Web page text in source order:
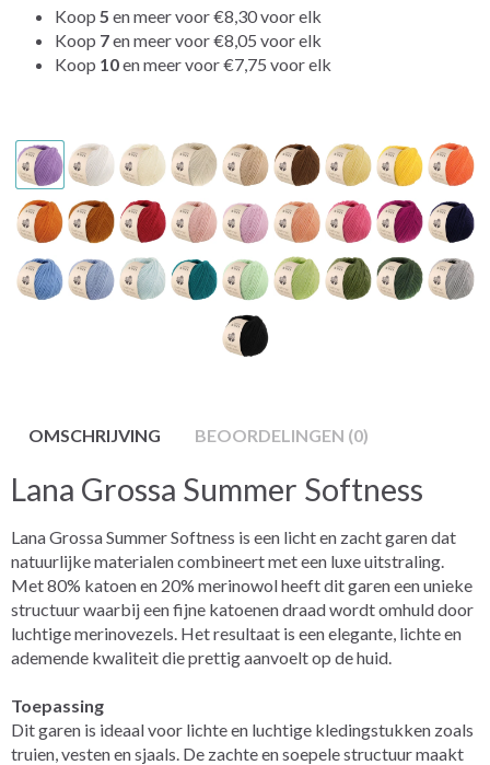
Koop 5 en meer voor€8,30voor elk
Koop 7en meer voor€8,05 voor elk
Koop 10en meer voor€7,75 voor elk
OMSCHRIJVING BEOORDELINGEN (0)
Lana Grossa Summer Softness
Lana Grossa Summer Softness is een licht en zacht garen dat
natuurlijke materialen combineert met een luxe uitstraling.
Met 80% katoen en 20% merinowol heeft dit garen een unieke
structuur waarbij een fijne katoenen draad wordt omhuld door
luchtige merinovezels. Het resultaat is een elegante, lichte en
ademende kwaliteit die prettig aanvoelt op de huid.
Toepassing
Dit garen is ideaal voor lichte en luchtige kledingstukken zoals
truien, vesten en sjaals. De zachte en soepele structuur maakt